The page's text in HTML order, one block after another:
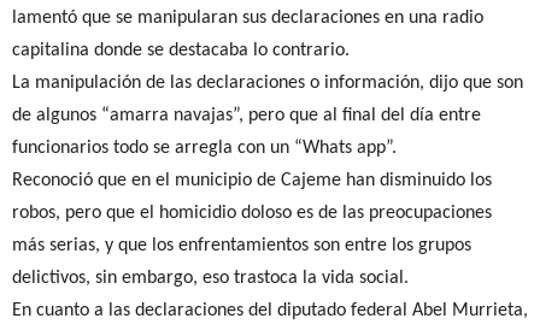
lamentó que se manipularan sus declaraciones en una radio
capitalina donde se destacaba lo contrario.
La manipulación de las declaraciones o información, dijo que son
de algunos “amarra navajas”, pero que al final del día entre
funcionarios todo se arregla con un “Whats app”.
Reconoció que en el municipio de Cajeme han disminuido los
robos, pero que el homicidio doloso es de las preocupaciones
más serias, y que los enfrentamientos son entre los grupos
delictivos, sin embargo, eso trastoca la vida social.
En cuanto a las declaraciones del diputado federal Abel Murrieta,